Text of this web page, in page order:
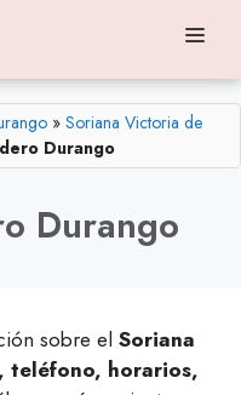
» Soriana Victoria de
Durango
Durango
sobre el Soriana
teléfono, horarios,